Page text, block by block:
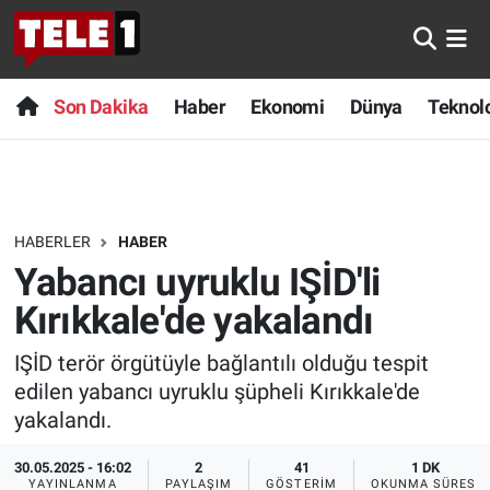
Son Dakika Haber Ekonomi Dünya
HABERLER HABER
Yabancı uyruklu IŞİD'li
Kırıkkale'de yakalandı
IŞİD terör örgütüyle bağlantılı olduğu tespit
edilen yabancı uyruklu şüpheli Kırıkkale'de
yakalandı.
30.05.2025 - 16:02
YAYINLANMA
2
PAYLAŞIM
41
GÖSTERIM
1 DK
OKUNMA SÜRESI
Anında Manşet
Başka Sohbetler
Bilim turu
Bilim ve Teknoloji Evreni
Doğa Konuşuyor
Dünya
Ege Saati
Son Dakika
Haber
Dünya
Teknoloji
Sağlık
Spor
Yayın Akışı
Nöbetçi Eczaneler
Hava Durumu
Trafik Durumu
Süper Lig Puan Durumu ve Fikstür
Tüm Manşetler
Son Dakika Haberleri
Haber Arşivi